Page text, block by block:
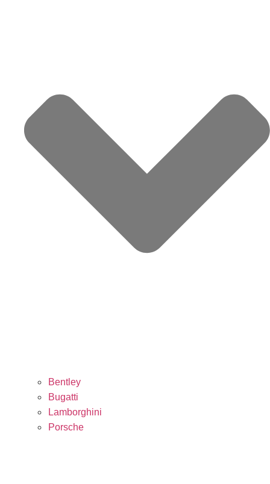
Bentley
Bugatti
Lamborghini
Porsche